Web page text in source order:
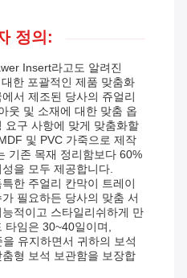
정의:
Insert라고도 알려진
한 포괄적인 제품 맞춤화
서 제조된 당사의 쥬얼리
웃 및 소재에 대한 맞춤 옵
요구 사항에 맞게 맞춤화할
및 PVC 가죽으로 제작
기존 목재 정리함보다 60%
을 모두 제공합니다.
한 주얼리 칸막이 트레이
필요하든 당사의 맞춤 서
적이고 스타일리쉬하게 만
타임은 30~40일이며,
유지하면서 귀하의 보석
형 보석 보관함을 보장합